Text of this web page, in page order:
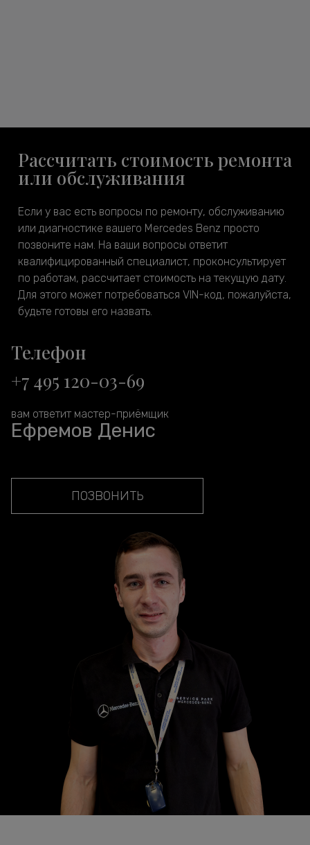
Рассчитать стоимость ремонта
или обслуживания
Если у вас есть вопросы по ремонту, обслуживанию
или диагностике вашего Mercedes Benz просто
позвоните нам. На ваши вопросы ответит
квалифицированный специалист, проконсультирует
по работам, рассчитает стоимость на текущую дату.
Для этого может потребоваться VIN-код, пожалуйста,
будьте готовы его назвать.
Телефон
+7 495 120-03-69
вам ответит мастер-приёмщик
Ефремов Денис
ПОЗВОНИТЬ